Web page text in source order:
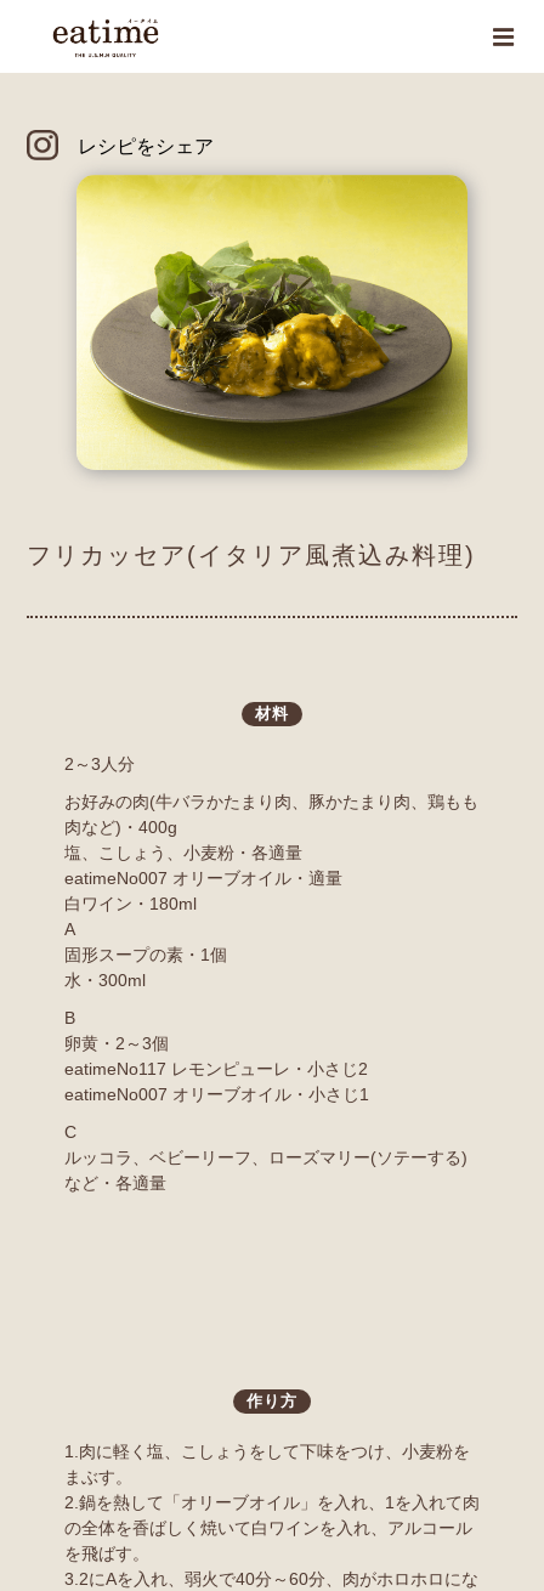
レシピをシェア
フリカッセア(イタリア風煮込み料理)
材料
2～3人分
お好みの肉(牛バラかたまり肉、豚かたまり肉、鶏もも
肉など)・400g
塩、こしょう、小麦粉・各適量
eatimeNo007 オリーブオイル・適量
白ワイン・180ml
A
固形スープの素・1個
水・300ml
B
卵黄・2～3個
eatimeNo117 レモンピューレ・小さじ2
eatimeNo007 オリーブオイル・小さじ1
C
ルッコラ、ベビーリーフ、ローズマリー(ソテーする)
など・各適量
作り方
1.肉に軽く塩、こしょうをして下味をつけ、小麦粉を
まぶす。
2.鍋を熱して「オリーブオイル」を入れ、1を入れて肉
の全体を香ばしく焼いて白ワインを入れ、アルコール
を飛ばす。
3.2にAを入れ、弱火で40分～60分、肉がホロホロにな